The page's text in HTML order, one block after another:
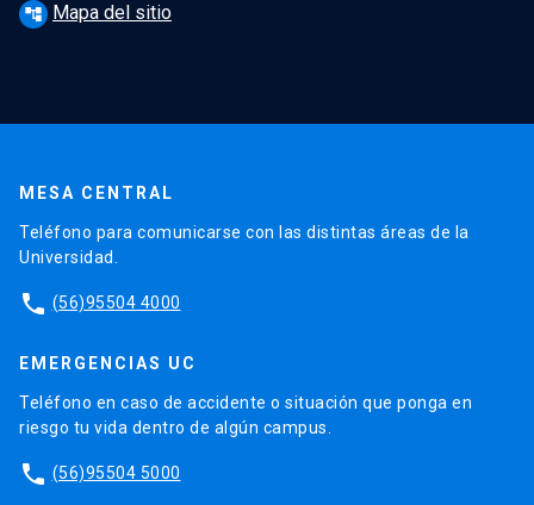
account_tree Mapa del sitio
MESA CENTRAL
Teléfono para comunicarse con las distintas áreas de la
Universidad.
phone (56)95504 4000
EMERGENCIAS UC
Teléfono en caso de accidente o situación que ponga en
riesgo tu vida dentro de algún campus.
phone (56)95504 5000